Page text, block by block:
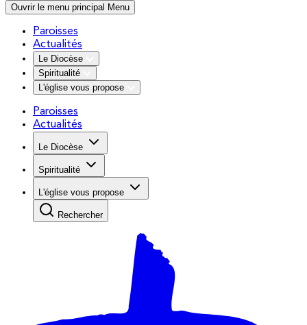
Ouvrir le menu principal Menu
Paroisses
Actualités
Le Diocèse
Spiritualité
L'église vous propose
Paroisses
Actualités
Le Diocèse
Spiritualité
L'église vous propose
Rechercher